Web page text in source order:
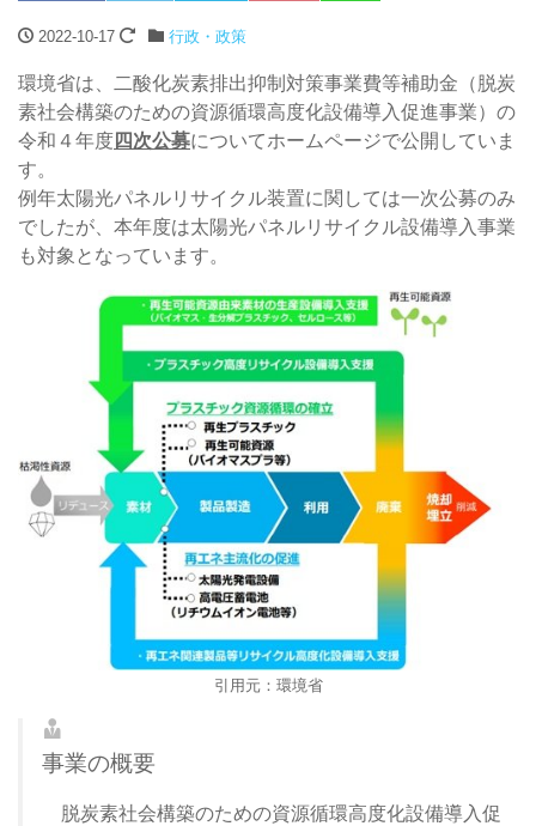
2022-10-17 行政・政策
環境省は、二酸化炭素排出抑制対策事業費等補助金（脱炭
素社会構築のための資源循環高度化設備導入促進事業）の
令和４年度四次公募についてホームページで公開していま
す。
例年太陽光パネルリサイクル装置に関しては一次公募のみ
でしたが、本年度は太陽光パネルリサイクル設備導入事業
も対象となっています。
引用元：環境省
事業の概要
脱炭素社会構築のための資源循環高度化設備導入促